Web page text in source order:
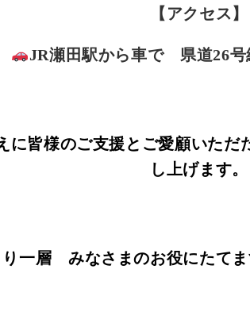
【アクセス】
JR瀬田駅から車で 県道26号
に皆様のご支援とご愛顧いただ
し上げます。
一層 みなさまのお役にたて